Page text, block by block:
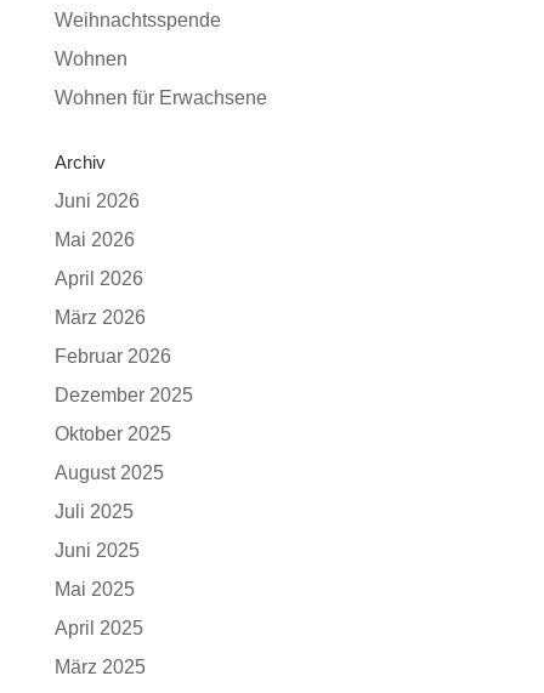
Weihnachtsspende
Wohnen
Wohnen für Erwachsene
Archiv
Juni 2026
Mai 2026
April 2026
März 2026
Februar 2026
Dezember 2025
Oktober 2025
August 2025
Juli 2025
Juni 2025
Mai 2025
April 2025
März 2025